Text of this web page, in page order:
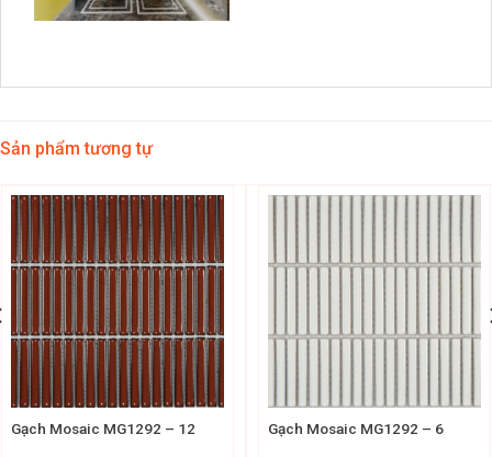
Sản phẩm tương tự
Gạch Mosaic MG1292 – 12 Gạch Mosaic MG1292 – 6